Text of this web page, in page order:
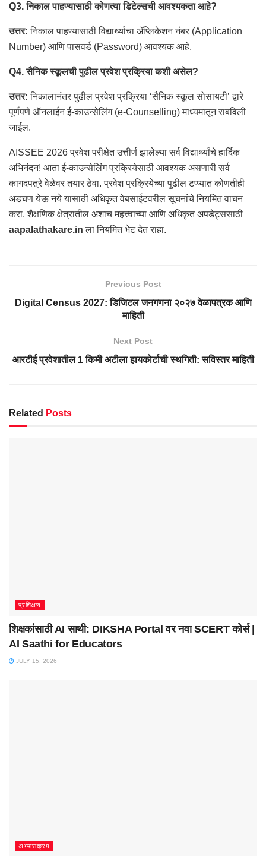
Q3. निकाल पाहण्यासाठी कोणत्या डिटेल्सची आवश्यकता आहे?
उत्तर: निकाल पाहण्यासाठी विद्यार्थ्याचा ॲप्लिकेशन नंबर (Application
Number) आणि पासवर्ड (Password) आवश्यक आहे.
Q4. सैनिक स्कूलची पुढील प्रवेश प्रक्रिया कशी असेल?
उत्तर: निकालानंतर पुढील प्रवेश प्रक्रिया ‘सैनिक स्कूल सोसायटी’ द्वारे
पूर्णपणे ऑनलाईन ई-काउन्सेलिंग (e-Counselling) माध्यमातून राबविली
जाईल.
AISSEE 2026 प्रवेश परीक्षेत उत्तीर्ण झालेल्या सर्व विद्यार्थ्यांचे हार्दिक
अभिनंदन! आता ई-काउन्सेलिंग प्रक्रियेसाठी आवश्यक असणारी सर्व
कागदपत्रे वेळेवर तयार ठेवा. प्रवेश प्रक्रियेच्या पुढील टप्प्यात कोणतीही
अडचण येऊ नये यासाठी अधिकृत वेबसाईटवरील सूचनांचे नियमित वाचन
करा. शैक्षणिक क्षेत्रातील अशाच महत्त्वाच्या आणि अधिकृत अपडेट्ससाठी
aapalathakare.in ला नियमित भेट देत राहा.
Previous Post
Digital Census 2027: डिजिटल जनगणना २०२७ वेळापत्रक आणि
माहिती
Next Post
आरटीई प्रवेशातील 1 किमी अटीला हायकोर्टाची स्थगिती: सविस्तर माहिती
Related Posts
प्रशिक्षण
शिक्षकांसाठी AI साथी: DIKSHA Portal वर नवा SCERT कोर्स |
AI Saathi for Educators
JULY 15, 2026
अभ्यासक्रम